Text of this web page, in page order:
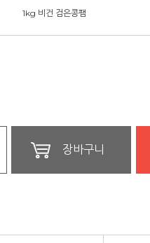
1kg 비건 검은콩팸
장바구니